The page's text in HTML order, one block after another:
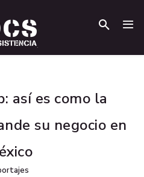
así es como la
su negocio en